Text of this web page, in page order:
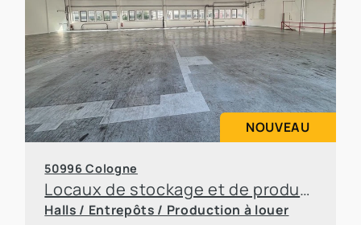
NOUVEAU
50996 Cologne
Locaux de stockage et de production à Rodenkirchen
Halls / Entrepôts / Production à louer